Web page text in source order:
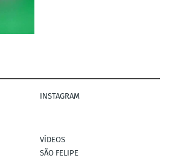
INSTAGRAM
VÍDEOS
SÃO FELIPE